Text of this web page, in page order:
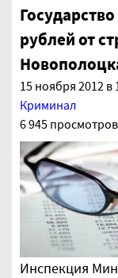
рублей от
15 ноября 2012 в
Криминал
6 945 просмотров
Инспекция